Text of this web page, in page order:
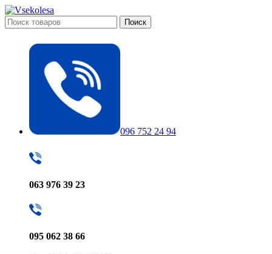
Поиск
096 752 24 94
063 976 39 23
095 062 38 66